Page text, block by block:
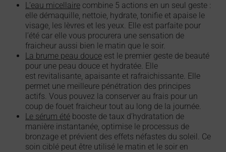
L’eau micellaire combine 5 actions en un seul geste :
elle démaquille, nettoie, hydrate, tonifie et apaise le
visage, les lèvres et les yeux. Elle est parfaite pour
l’été car elle vous procurera une sensation de
fraicheur aussi bien le matin que le soir.
La brume peau douce est le premier geste de beauté
pour une peau douce et hydratée. Elle
est revitalisante, apaisante et rafraichissante. Elle
permet une meilleure pénétration des principes
actifs. Vous pouvez la conserver au frais pour un
coup de fouet fraicheur tout au long de la journée.
Le sérum été booste de taux d’hydratation de
manière instantanée, optimise le processus de
bronzage et prévient des effets néfastes du soleil. Ce
soin ciblé peut être utilisé le matin et le soir en